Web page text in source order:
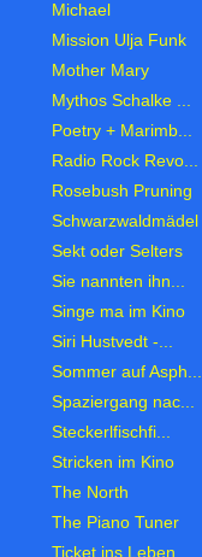
Michael
Mission Ulja Funk
Mother Mary
Mythos Schalke ...
Poetry + Marimb...
Radio Rock Revo...
Rosebush Pruning
Schwarzwaldmädel
Sekt oder Selters
Sie nannten ihn...
Singe ma im Kino
Siri Hustvedt -...
Sommer auf Asph...
Spaziergang nac...
Steckerlfischfi...
Stricken im Kino
The North
The Piano Tuner
Ticket ins Leben